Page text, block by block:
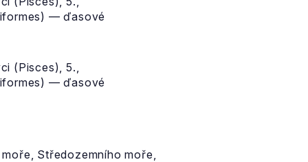
— ďasové
(Pisces), 5.,
— ďasové
Středozemního moře,